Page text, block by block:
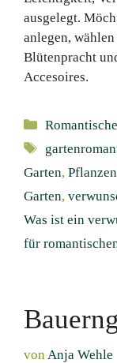
ausgelegt.
anlegen,
Blütenpracht
Accesoires.
Kategorien
Garten,
Garten,
Was ist ein
für
von Anja Wehle